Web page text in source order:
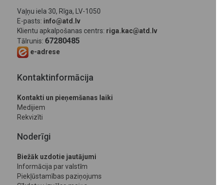
Vaļņu iela 30, Rīga, LV-1050
E-pasts: info@atd.lv
Klientu apkalpošanas centrs: riga.kac@atd.lv
Tālrunis: 67280485
e-adrese
Kontaktinformācija
Kontakti un pieņemšanas laiki
Medijiem
Rekvizīti
Noderīgi
Biežāk uzdotie jautājumi
Informācija par valstīm
Piekļūstamības paziņojums